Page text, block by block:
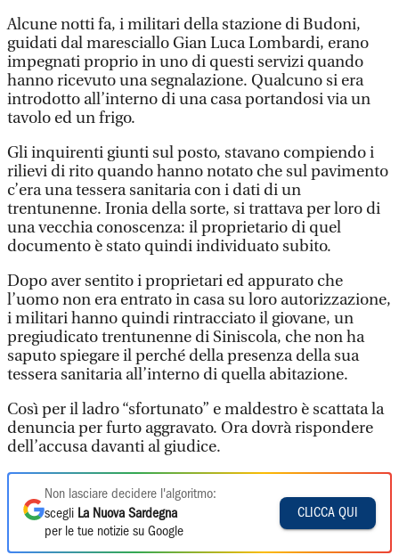
Alcune notti fa, i militari della stazione di Budoni,
guidati dal maresciallo Gian Luca Lombardi, erano
impegnati proprio in uno di questi servizi quando
hanno ricevuto una segnalazione. Qualcuno si era
introdotto all’interno di una casa portandosi via un
tavolo ed un frigo.
Gli inquirenti giunti sul posto, stavano compiendo i
rilievi di rito quando hanno notato che sul pavimento
c’era una tessera sanitaria con i dati di un
trentunenne. Ironia della sorte, si trattava per loro di
una vecchia conoscenza: il proprietario di quel
documento è stato quindi individuato subito.
Dopo aver sentito i proprietari ed appurato che
l’uomo non era entrato in casa su loro autorizzazione,
i militari hanno quindi rintracciato il giovane, un
pregiudicato trentunenne di Siniscola, che non ha
saputo spiegare il perché della presenza della sua
tessera sanitaria all’interno di quella abitazione.
Così per il ladro “sfortunato” e maldestro è scattata la
denuncia per furto aggravato. Ora dovrà rispondere
dell’accusa davanti al giudice.
Non lasciare decidere l'algoritmo:
scegli La Nuova Sardegna
per le tue notizie su Google
CLICCA QUI